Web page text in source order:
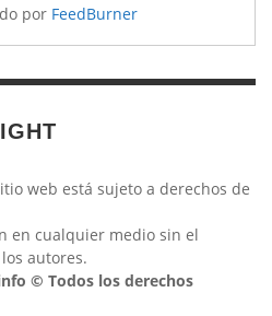
por FeedBurner
web está sujeto a derechos de
en cualquier medio sin el
autores.
© Todos los derechos